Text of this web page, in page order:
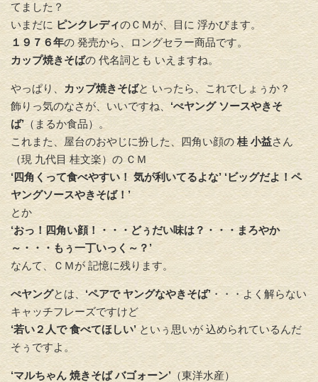
てました？
いまだに ピンクレディのＣＭが、目に 浮かびます。
１９７６年の 発売から、ロングセラー商品です。
カップ焼きそばの 代名詞とも いえますね。
やっぱり、 カップ焼きそばと いったら、これでしょぅか？
飾りっ気のなさが、いいですね、 ‘ぺヤング ソースやきそ
ば’ （まるか食品）。
これまた、屋台のおやじに扮した、四角い顔の桂 小益さん
（現 九代目 桂文楽）の ＣＭ
‘四角くって食べやすい！ 気が利いてるよな’ ‘ビッグだよ！ペ
ヤングソースやきそば！’
とか
‘おっ！四角い顔！・・・どぅだい味は？・・・まろやか
～・・・もぅ一丁いっく～？’
なんて、
ＣＭが 記憶に残ります。
ぺヤングとは、 ‘ペアで ヤングなやきそば’ ・・・よく解らない
キャッチフレーズですけど
‘若い２人で 食べてほしい’といぅ思いが 込められているんだ
そぅですよ。
‘マルちゃん 焼きそば バゴォーン’ （東洋水産）